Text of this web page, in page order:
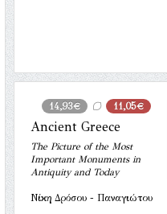
14,93€ 11,05€
Ancient Greece
The Picture of the Most
Important Monuments in
Antiquity and Today
Νίκη Δρόσου - Παναγιώτου